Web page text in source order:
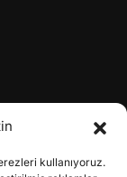
kullanıyoruz.